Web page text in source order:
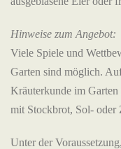
Hinweise zum Angebot:
Viele Spiele und
Garten sind möglich.
Kräuterkunde im
mit Stockbrot, Sol- oder
Unter der